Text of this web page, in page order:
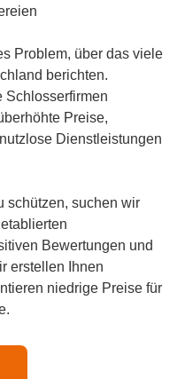
Problem, über das viele
berichten.
Schlosserfirmen
Preise,
Dienstleistungen
schützen, suchen wir
Bewertungen und
erstellen Ihnen
niedrige Preise für